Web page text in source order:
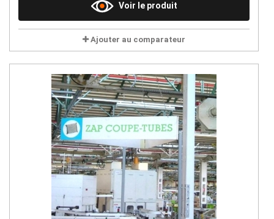
Voir le produit
Ajouter au comparateur